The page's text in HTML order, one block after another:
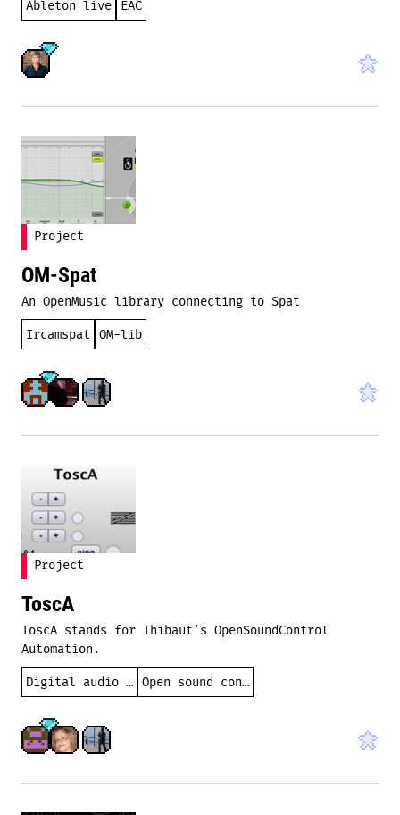
Ableton live EAC
Project
OM-Spat
An OpenMusic library connecting to Spat
Ircamspat OM-lib
Project
ToscA
ToscA stands for Thibaut’s OpenSoundControl
Automation.
Digital audio workstation
Open sound control